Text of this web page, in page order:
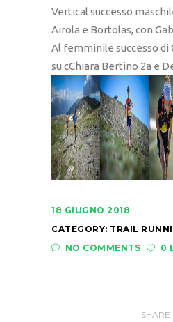
Vertical successo
Airola e Bortolas, con
Al femminile successo di
su cChiara Bertino 2a e
18 GIUGNO 2018
CATEGORY: TRAIL
NO COMMENTS
0
SHARE